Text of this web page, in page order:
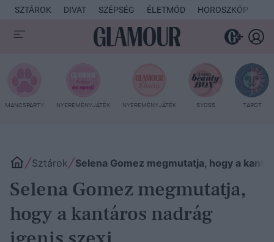
SZTÁROK DIVAT SZÉPSÉG ÉLETMÓD HOROSZKÓP
MANCSPARTY NYEREMÉNYJÁTÉK NYEREMÉNYJÁTÉK SYOSS TAROT
Sztárok Selena Gomez megmutatja, hogy a
Selena Gomez megmutatja,
hogy a kantáros nadrág